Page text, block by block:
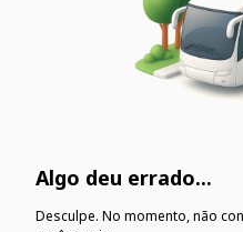
Algo deu errado...
Desculpe. No momento, não